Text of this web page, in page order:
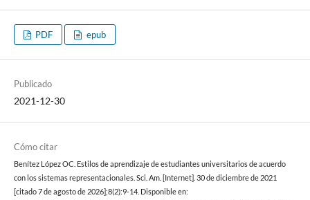
PDF epub
Publicado
2021-12-30
Cómo citar
Benítez López OC. Estilos de aprendizaje de estudiantes universitarios de acuerdo
con los sistemas representacionales. Sci. Am. [Internet]. 30 de diciembre de 2021
[citado 7 de agosto de 2026];8(2):9-14. Disponible en: